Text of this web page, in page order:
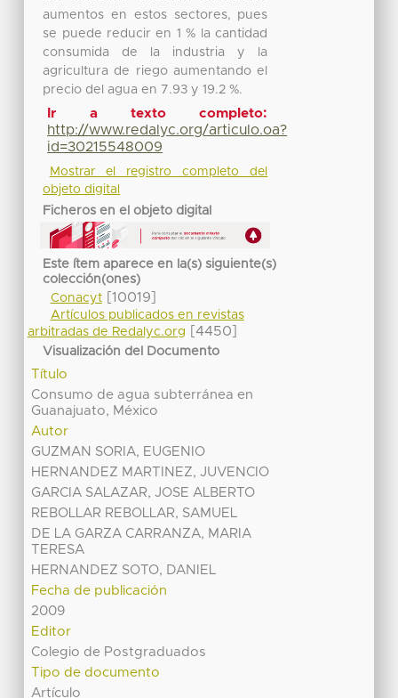
aumentos en estos sectores, pues
se puede reducir en 1 % la cantidad
consumida de la industria y la
agricultura de riego aumentando el
precio del agua en 7.93 y 19.2 %.
Ir a texto completo:
http://www.redalyc.org/articulo.oa?
id=30215548009
Mostrar el registro completo del
objeto digital
Ficheros en el objeto digital
Este ítem aparece en la(s) siguiente(s)
colección(ones)
Conacyt[10019]
Artículos publicados en revistas
arbitradas de Redalyc.org
[4450]
Visualización del Documento
Título
Consumo de agua subterránea en
Guanajuato, México
Autor
GUZMAN SORIA, EUGENIO
HERNANDEZ MARTINEZ, JUVENCIO
GARCIA SALAZAR, JOSE ALBERTO
REBOLLAR REBOLLAR, SAMUEL
DE LA GARZA CARRANZA, MARIA
TERESA
HERNANDEZ SOTO, DANIEL
Fecha de publicación
2009
Editor
Colegio de Postgraduados
Tipo de documento
Artículo